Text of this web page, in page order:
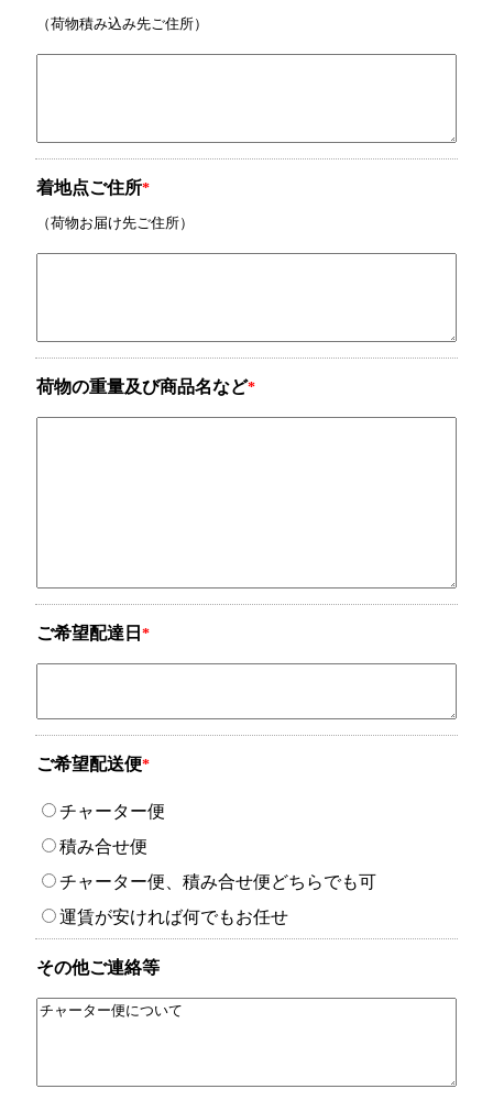
（荷物積み込み先ご住所）
着地点ご住所*
（荷物お届け先ご住所）
荷物の重量及び商品名など*
ご希望配達日 *
ご希望配送便*
チャーター便
積み合せ便
チャーター便、積み合せ便どちらでも可
運賃が安ければ何でもお任せ
その他ご連絡等